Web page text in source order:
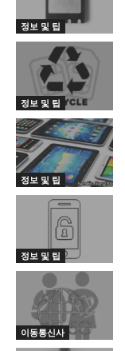
정보 및 팁
정보 및 팁
정보 및 팁
정보 및 팁
이동통신사